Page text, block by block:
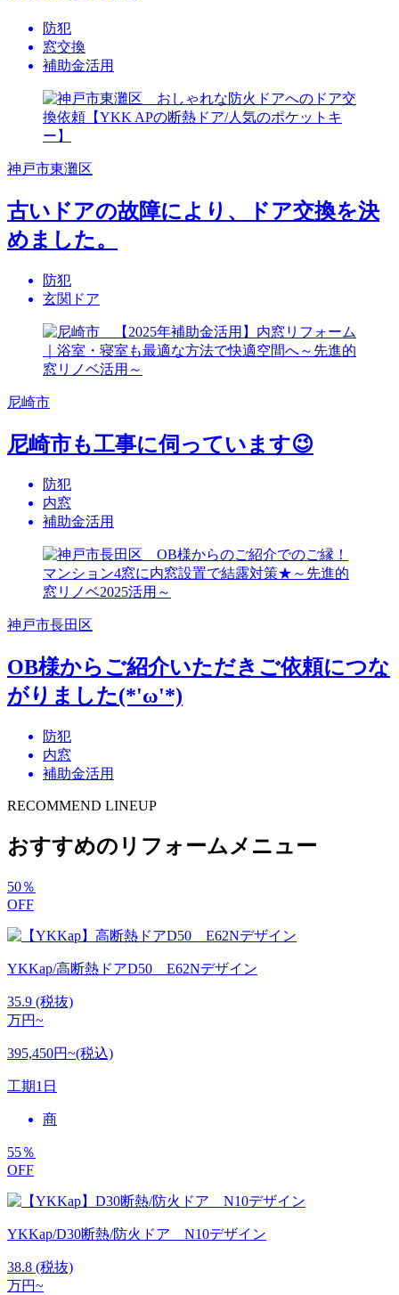
防犯
窓交換
補助金活用
神戸市東灘区
古いドアの故障により、ドア交換を決
めました。
防犯
玄関ドア
尼崎市
尼崎市も工事に伺っています😉
防犯
内窓
補助金活用
神戸市長田区
OB様からご紹介いただきご依頼につな
がりました(*'ω'*)
防犯
内窓
補助金活用
RECOMMEND LINEUP
おすすめのリフォームメニュー
50％
OFF
YKKap/高断熱ドアD50 E62Nデザイン
35.9 (税抜)
万円~
395,450円~(税込)
工期1日
商
55％
OFF
YKKap/D30断熱/防火ドア N10デザイン
38.8 (税抜)
万円~